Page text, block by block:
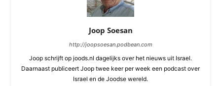
Joop Soesan
http://joopsoesan.podbean.com
Joop schrijft op joods.nl dagelijks over het nieuws uit Israel.
Daarnaast publiceert Joop twee keer per week een podcast over
Israel en de Joodse wereld.